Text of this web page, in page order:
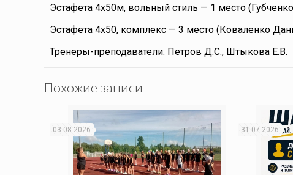
Эстафета 4х50м, вольный стиль — 1 место
Эстафета 4х50, комплекс — 3 место (Коваленко
Тренеры-преподаватели: Петров Д.С., Штыкова Е.В.
Похожие записи
03.08.2026 31.07.2026